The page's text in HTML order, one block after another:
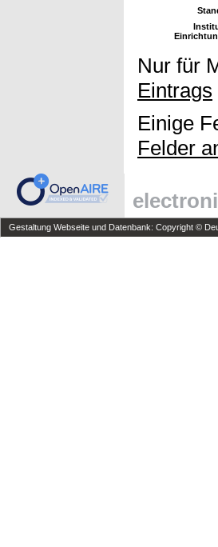
Nur für
Eintrags
Einige
Felder
Gestaltung Webseite und Datenbank: Copyright ©